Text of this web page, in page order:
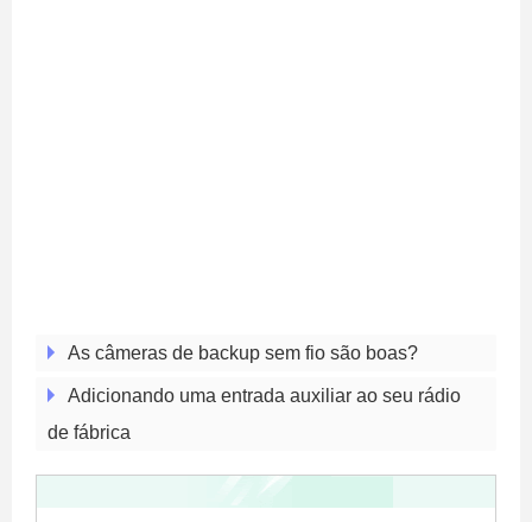
As câmeras de backup sem fio são boas?
Adicionando uma entrada auxiliar ao seu rádio
de fábrica